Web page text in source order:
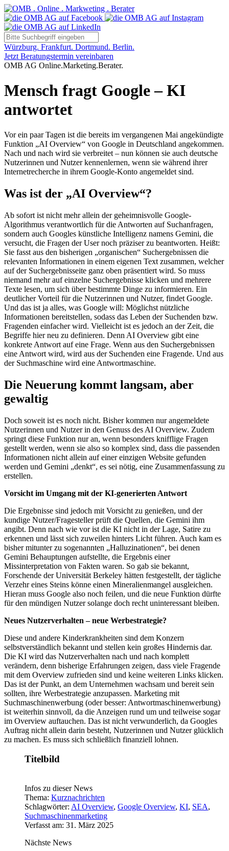
Würzburg. Frankfurt. Dortmund. Berlin.
Jetzt Beratungstermin vereinbaren
OMB AG Online.Marketing.Berater.
Mensch fragt Google – KI
antwortet
Vor ein paar Tagen ist die bereits im vergangenen Mai angekündigte
Funktion „AI Overview“ von Google in Deutschland angekommen.
Nach und nach wird sie verbreitet – nun können sie auch deutsche
Nutzerinnen und Nutzer kennenlernen, wenn sie während ihrer
Internetrecherche in ihrem Google-Konto angemeldet sind.
Was ist der „AI Overview“?
Ab sofort ist nicht mehr allein der geheimnisvolle Google-
Algorithmus verantwortlich für die Antworten auf Suchanfragen,
sondern auch Googles künstliche Intelligenz namens Gemini, die
versucht, die Fragen der User noch präziser zu beantworten. Heißt:
Sie fasst aus den bisherigen „organischen“ Suchergebnissen die
relevanten Informationen in einem eigenen Text zusammen, welcher
auf der Suchergebnisseite ganz oben präsentiert wird. So muss
niemand mehr auf einzelne Suchergebnisse klicken und mehrere
Texte lesen, um sich über bestimmte Dinge zu informieren. Ein
deutlicher Vorteil für die Nutzerinnen und Nutzer, findet Google.
Und das ist ja alles, was Google will: Möglichst nützliche
Informationen bereitstellen, sodass das Leben der Suchenden bzw.
Fragenden einfacher wird. Vielleicht ist es jedoch an der Zeit, die
Begriffe hier neu zu definieren. Denn AI Overview gibt eine
konkrete Antwort auf eine Frage. Wenn aus den Suchergebnissen
eine Antwort wird, wird aus der Suchenden eine Fragende. Und aus
der Suchmaschine wird eine Antwortmaschine.
Die Neuerung kommt langsam, aber
gewaltig
Doch soweit ist es noch nicht. Bisher kommen nur angemeldete
Nutzerinnen und Nutzer in den Genuss des AI Overview. Zudem
springt diese Funktion nur an, wenn besonders knifflige Fragen
gestellt werden, wenn sie also so komplex sind, dass die passenden
Informationen nicht allein auf einer einzigen Website gefunden
werden und Gemini „denkt“, es sei nötig, eine Zusammenfassung zu
erstellen.
Vorsicht im Umgang mit der KI-generierten Antwort
Die Ergebnisse sind jedoch mit Vorsicht zu genießen, und der
kundige Nutzer/Fragesteller prüft die Quellen, die Gemini ihm
angibt. Denn nach wie vor ist die KI nicht in der Lage, Satire zu
erkennen und lässt sich zuweilen hinters Licht führen. Auch kam es
bisher mitunter zu sogenannten „Halluzinationen“, bei denen
Gemini Behauptungen aufstellte, die Ergebnis einer
Missinterpretation von Fakten waren. So gab sie bekannt,
Forschende der Universität Berkeley hätten festgestellt, der tägliche
Verzehr eines Steins könne einen Mineralienmangel ausgleichen.
Hieran muss Google also noch feilen, und die neue Funktion dürfte
für den mündigen Nutzer solange doch recht uninteressant bleiben.
Neues Nutzerverhalten – neue Werbestrategie?
Diese und andere Kinderkrankheiten sind dem Konzern
selbstverständlich bekannt und stellen kein großes Hindernis dar.
Die KI wird das Nutzerverhalten nach und nach komplett
verändern, denn bisherige Erfahrungen zeigen, dass viele Fragende
mit dem Overview zufrieden sind und keine weiteren Links klicken.
Das ist der Punkt, an dem Unternehmen wachsam und bereit sein
sollten, ihre Werbestrategie anzupassen. Marketing mit
Suchmaschinenwerbung (oder besser: Antwortmaschinenwerbung)
ist weiterhin sinnvoll, da die Anzeigen rund um und teilweise sogar
im Overview auftauchen. Das ist nicht verwunderlich, da Googles
Auftrag nicht allein darin besteht, Nutzerinnen und Nutzer glücklich
zu machen. Es muss sich schließlich finanziell lohnen.
Titelbild
Infos zu dieser News
Thema: Kurznachrichten
Schlagwörter: AI Overview, Google Overview, KI, SEA,
Suchmaschinenmarketing
Verfasst am: 31. März 2025
Nächste News